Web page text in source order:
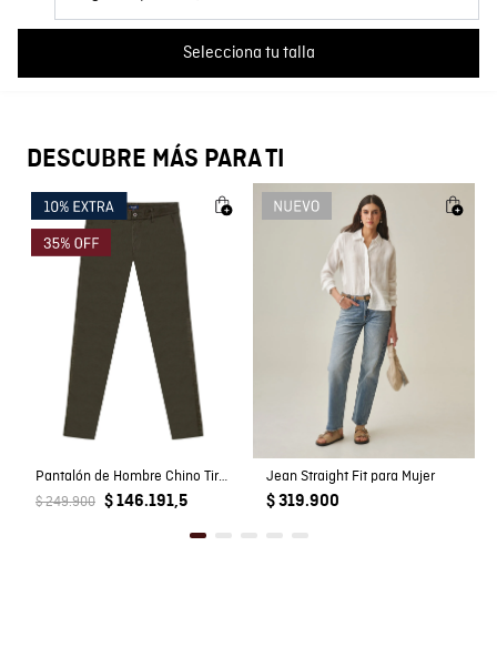
Selecciona tu talla
Fabricante / importador
Registro SIC 800069933
No hay comentarios.
DESCUBRE MÁS PARA TI
Pantalón de Hombre Chino Tiro Medio con Bolsillos Diagonales en Mezcla de Algodón
$ 249.900 $ 146.191,5
Jean Straight Fit para Mujer
$ 319.900